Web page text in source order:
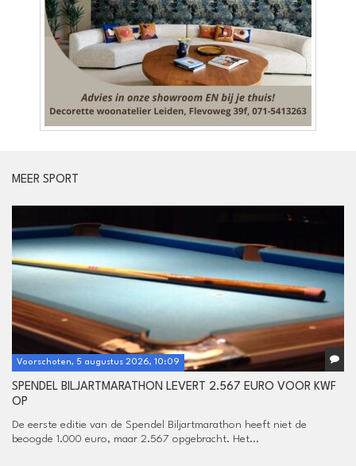
MEER SPORT
Voorschoten, 5 augustus 2026, 10:09
SPENDEL BILJARTMARATHON LEVERT 2.567 EURO VOOR KWF
OP
De eerste editie van de Spendel Biljartmarathon heeft niet de
beoogde 1.000 euro, maar 2.567 opgebracht. Het...